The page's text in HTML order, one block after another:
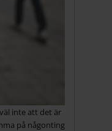
inte att det är
på någonting